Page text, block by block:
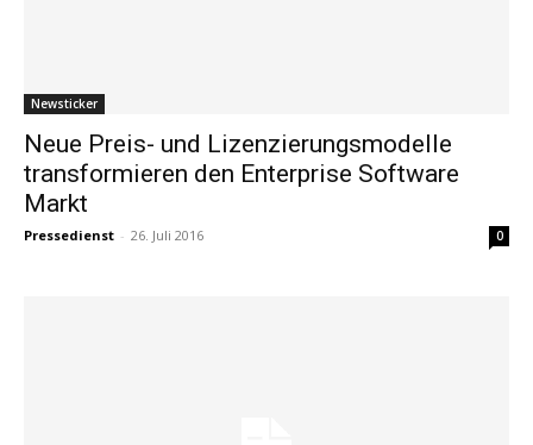
Newsticker
Neue Preis- und Lizenzierungsmodelle
transformieren den Enterprise Software
Markt
Pressedienst - 26. Juli 2016 0